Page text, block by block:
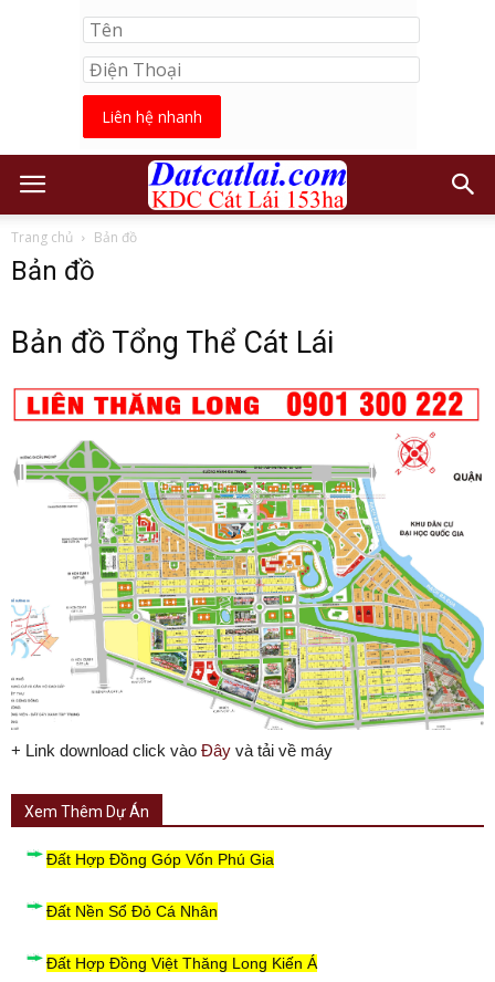
Liên hệ nhanh
Trang chủ Bản đồ
Bản đồ
Bản đồ Tổng Thể Cát Lái
+ Link download click vào Đây và tải về máy
Xem Thêm Dự Án
Đất Hợp Đồng Góp Vốn Phú Gia
Đất Nền Sổ Đỏ Cá Nhân
Đất Hợp Đồng Việt Thăng Long Kiến Á